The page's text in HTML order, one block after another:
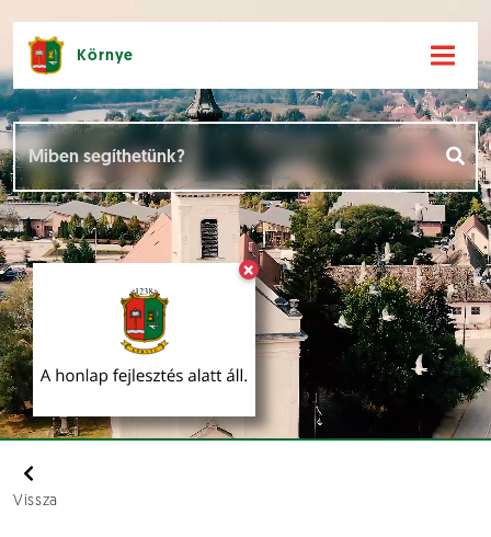
×
Környe
Vissza
Hírek [
Események []
Dokumentumok []
Aloldalak [ ]